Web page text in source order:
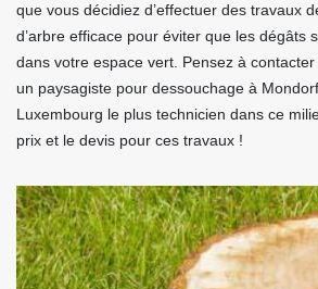
que vous décidiez d’effectuer des travaux
d’arbre efficace pour éviter que les dégâts
dans votre espace vert. Pensez à
un paysagiste pour dessouchage à
Luxembourg le plus technicien dans ce
prix et le devis pour ces travaux !